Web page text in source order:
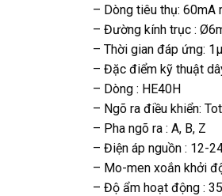
– Dòng tiêu thụ: 60mA
– Đường kính trục :
– Thời gian đáp ứng:
– Đặc điểm kỹ thuật
– Dòng : HE40H
– Ngõ ra điều khiển:
– Pha ngõ ra : A, B, Z
– Điện áp nguồn : 12-
– Mo-men xoắn khởi
– Độ ẩm hoạt động :